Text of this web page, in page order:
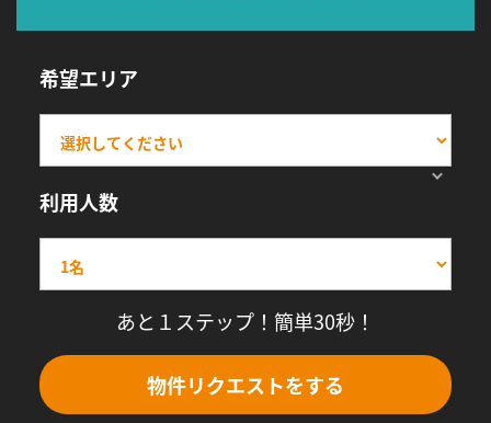
希望エリア
利用人数
あと１ステップ！簡単30秒！
物件リクエストをする